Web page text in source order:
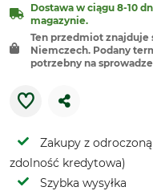
Dostawa w ciągu 8-10
magazynie.
Ten przedmiot znajduje
Niemczech. Podany
potrzebny na
Zakupy z
zdolność kredytowa)
Szybka wysyłka